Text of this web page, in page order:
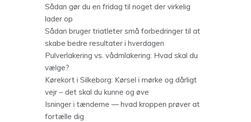
Sådan gør du en fridag til noget der virkelig
lader op
Sådan bruger triatleter små forbedringer til at
skabe bedre resultater i hverdagen
Pulverlakering vs. vådmlakering: Hvad skal du
vælge?
Kørekort i Silkeborg: Kørsel i mørke og dårligt
vejr – det skal du kunne og øve
Isninger i tænderne — hvad kroppen prøver at
fortælle dig